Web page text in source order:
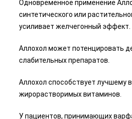
Одновременное применение
синтетического или
усиливает желчегонный эффект.
Аллохол может потенцировать
слабительных препаратов.
Аллохол способствует лучшему
жирорастворимых витаминов.
У пациентов, принимающих